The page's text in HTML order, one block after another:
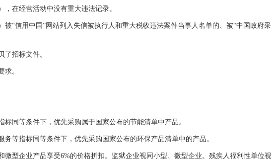
，在经营活动中没有重大违法记录。
被“信用中国”网站列入失信被执行人和重大税收违法案件当事人名单的、被“中国政
了招标文件。
求。
标同等条件下，优先采购属于国家公布的节能清单中产品。
务等指标同等条件下，优先采购国家公布的环保产品清单中的产品。
微型企业产品享受6%的价格折扣。监狱企业视同小型、微型企业。残疾人福利性单位